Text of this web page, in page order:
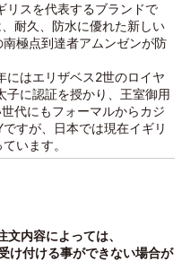
リスを代表するブランドで
耐久、防水に優れた新しい
極点到達者アムンゼンが防
はエリザベス2世のロイヤ
子に認証を授かり、王室御用
代にもフォーマルからカジ
すが、日本では現在イギリ
います。
内容によっては、
け付ける事ができない場合が